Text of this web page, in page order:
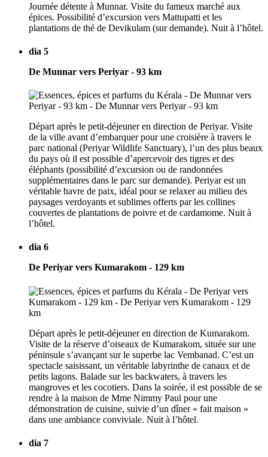
Journée détente à Munnar. Visite du fameux marché aux
épices. Possibilité d’excursion vers Mattupatti et les
plantations de thé de Devikulam (sur demande). Nuit à l’hôtel.
dia 5
De Munnar vers Periyar - 93 km
Départ après le petit-déjeuner en direction de Periyar. Visite
de la ville avant d’embarquer pour une croisière à travers le
parc national (Periyar Wildlife Sanctuary), l’un des plus beaux
du pays où il est possible d’apercevoir des tigres et des
éléphants (possibilité d’excursion ou de randonnées
supplémentaires dans le parc sur demande). Periyar est un
véritable havre de paix, idéal pour se relaxer au milieu des
paysages verdoyants et sublimes offerts par les collines
couvertes de plantations de poivre et de cardamome. Nuit à
l’hôtel.
dia 6
De Periyar vers Kumarakom - 129 km
Départ après le petit-déjeuner en direction de Kumarakom.
Visite de la réserve d’oiseaux de Kumarakom, située sur une
péninsule s’avançant sur le superbe lac Vembanad. C’est un
spectacle saisissant, un véritable labyrinthe de canaux et de
petits lagons. Balade sur les backwaters, à travers les
mangroves et les cocotiers. Dans la soirée, il est possible de se
rendre à la maison de Mme Nimmy Paul pour une
démonstration de cuisine, suivie d’un dîner « fait maison »
dans une ambiance conviviale. Nuit à l’hôtel.
dia 7